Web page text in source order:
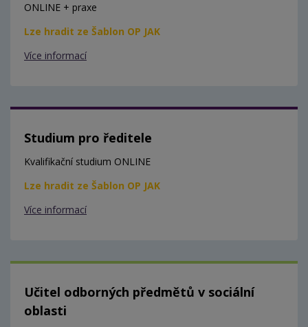
ONLINE + praxe
Lze hradit ze Šablon OP JAK
Více informací
Studium pro ředitele
Kvalifikační studium ONLINE
Lze hradit ze Šablon OP JAK
Více informací
Učitel odborných předmětů v sociální
oblasti